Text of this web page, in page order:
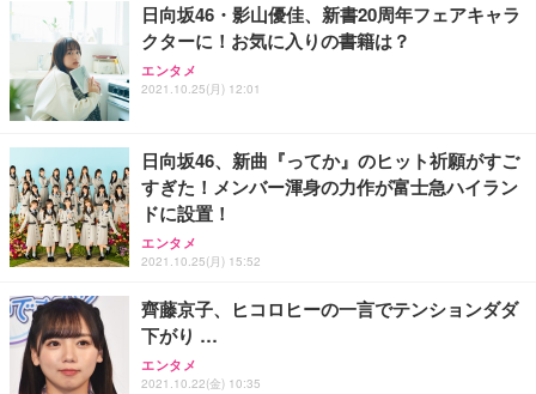
日向坂46・影山優佳、新書20周年フェアキャラ
クターに！お気に入りの書籍は？
エンタメ
2021.10.25(月) 12:01
日向坂46、新曲『ってか』のヒット祈願がすご
すぎた！メンバー渾身の力作が富士急ハイラン
ドに設置！
エンタメ
2021.10.25(月) 15:52
齊藤京子、ヒコロヒーの一言でテンションダダ
下がり …
エンタメ
2021.10.22(金) 10:35